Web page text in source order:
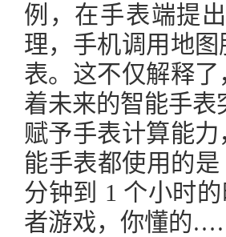
例，在手表端提
理，手机调用地
表。这不仅解释
着未来的智能手表
赋予手表计算能
能手表都使用的
分钟到 1 个小时
者游戏，你懂的